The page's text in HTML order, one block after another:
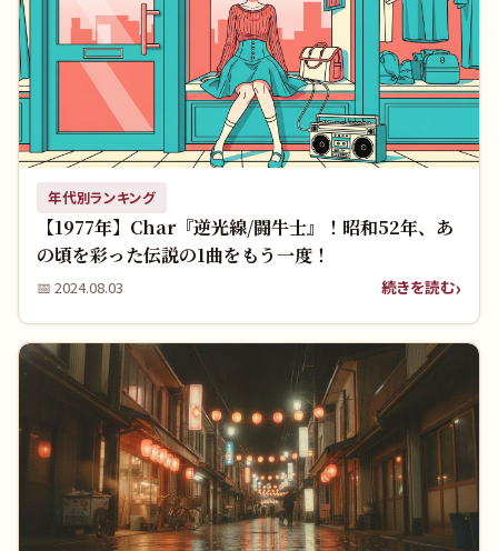
年代別ランキング
【1977年】Char『逆光線/闘牛士』！昭和52年、あ
の頃を彩った伝説の1曲をもう一度！
📅 2024.08.03 続きを読む